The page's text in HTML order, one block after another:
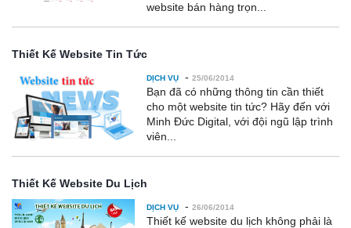
website bán hàng trọn...
Thiết Kế Website Tin Tức
DỊCH VỤ - 25/06/2014
Bạn đã có những thông tin cần thiết
cho một website tin tức? Hãy đến với
Minh Đức Digital, với đội ngũ lập trình
viên...
Thiết Kế Website Du Lịch
DỊCH VỤ - 26/06/2014
Thiết kế website du lịch không phải là